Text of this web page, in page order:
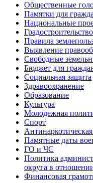
Общественные
Памятки для
Национальные
Градостроительство
Правила
Выявление
Свободные
Бюджет для
Социальная защита
Здравоохранение
Образование
Культура
Молодежная
Спорт
Памятные даты
ГО и ЧС
Политика
округа в
Финансовая